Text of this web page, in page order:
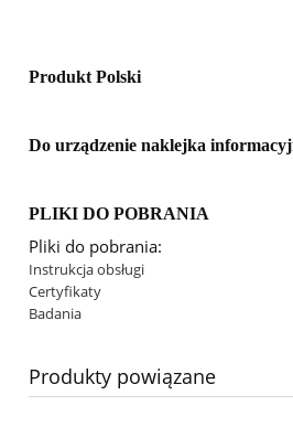
Produkt Polski
Do urządzenie naklejka
PLIKI DO POBRANIA
Pliki do pobrania:
Instrukcja obsługi
Certyfikaty
Badania
Produkty powiązane